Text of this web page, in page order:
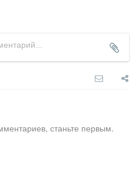
станьте первым.